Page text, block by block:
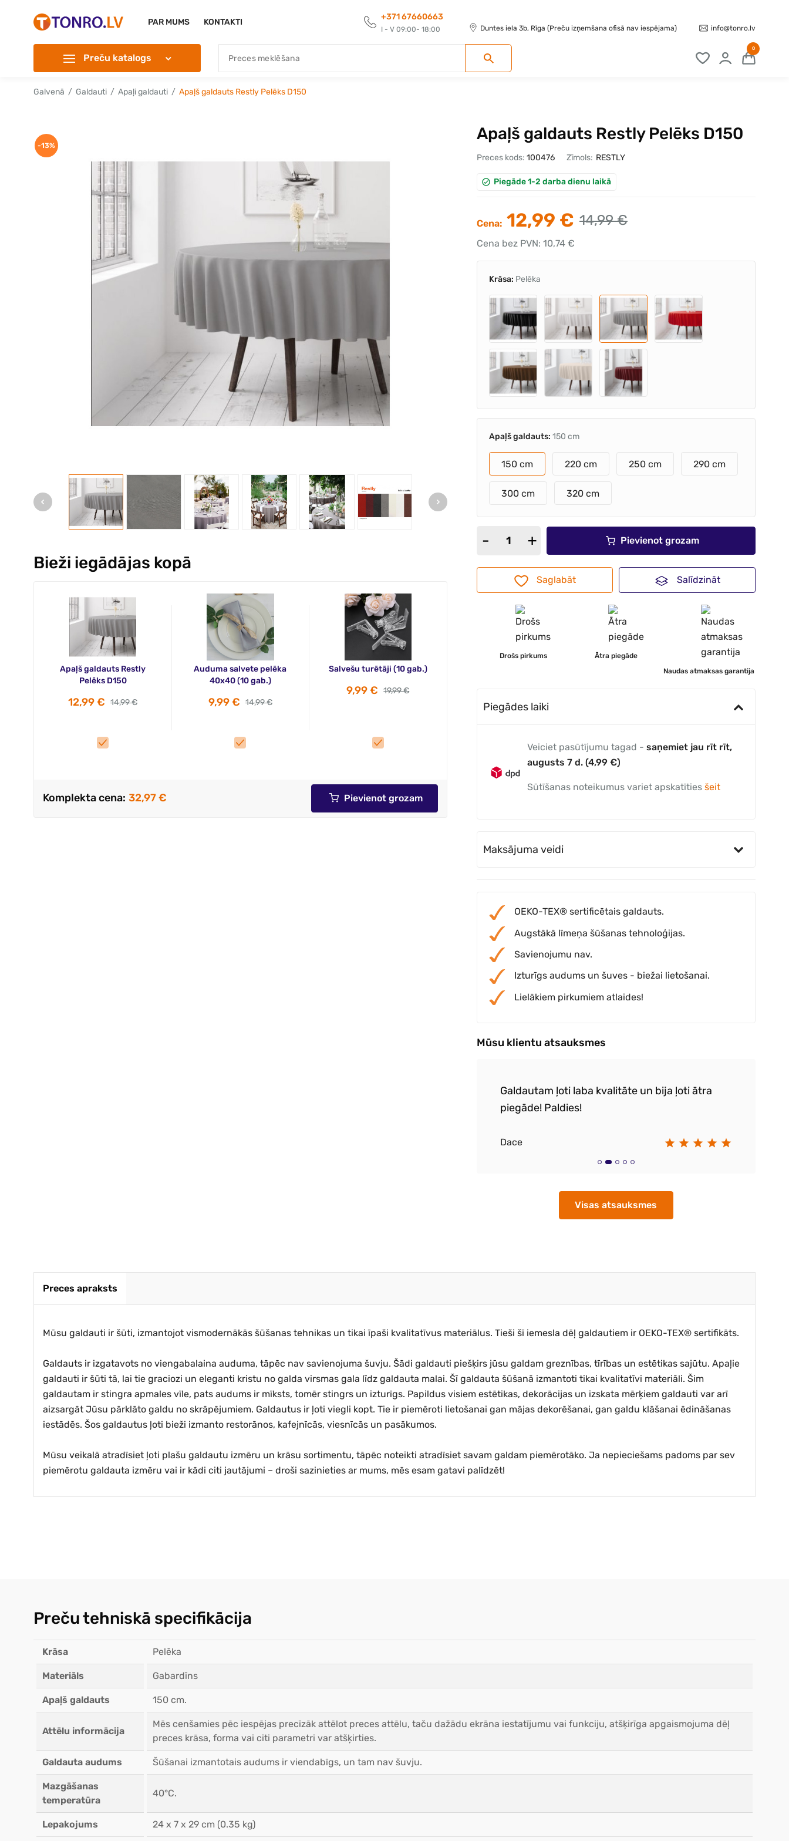
PAR MUMS KONTAKTI
+371 67660663
I - V 09:00- 18:00 Duntes iela 3b, Rīga (Preču izņemšana ofisā nav iespējama) info@tonro.lv
Preču katalogs
0
Galvenā Galdauti Apaļi galdauti Apaļš galdauts Restly Pelēks D150
-13%
Bieži iegādājas kopā
Apaļš galdauts Restly
Pelēks D150
12,99 € 14,99 €
Auduma salvete pelēka
40x40 (10 gab.)
9,99 € 14,99 €
Salvešu turētāji (10 gab.)
9,99 € 19,99 €
Komplekta cena: 32,97 € Pievienot grozam
Apaļš galdauts Restly Pelēks D150
Preces kods: 100476 Zīmols: RESTLY
Piegāde 1-2 darba dienu laikā
Cena: 12,99 € 14,99 €
Cena bez PVN: 10,74 €
Krāsa: Pelēka
Apaļš galdauts: 150 cm
150 cm 220 cm 250 cm 290 cm
300 cm 320 cm
Pievienot grozam
Saglabāt Salīdzināt
Drošs pirkums
Ātra piegāde
Naudas atmaksas garantija
Piegādes laiki
Veiciet pasūtījumu tagad -saņemiet jau rīt rīt,
augusts 7 d. (4,99 €)
Sūtīšanas noteikumus variet apskatītiesšeit
Maksājuma veidi
OEKO-TEX® sertificētais galdauts.
Augstākā līmeņa šūšanas tehnoloģijas.
Savienojumu nav.
Izturīgs audums un šuves - biežai lietošanai.
Lielākiem pirkumiem atlaides!
Mūsu klientu atsauksmes
Galdautam ļoti laba kvalitāte un bija ļoti ātra
piegāde! Paldies!
Dace
Visas atsauksmes
Preces apraksts
Mūsu galdauti ir šūti, izmantojot vismodernākās šūšanas tehnikas un tikai īpaši kvalitatīvus materiālus. Tieši šī iemesla dēļ galdautiem ir OEKO-TEX® sertifikāts.
Galdauts ir izgatavots no viengabalaina auduma, tāpēc nav savienojuma šuvju. Šādi galdauti piešķirs jūsu galdam greznības, tīrības un estētikas sajūtu. Apaļie
galdauti ir šūti tā, lai tie graciozi un eleganti kristu no galda virsmas gala līdz galdauta malai. Šī galdauta šūšanā izmantoti tikai kvalitatīvi materiāli. Šim
galdautam ir stingra apmales vīle, pats audums ir mīksts, tomēr stingrs un izturīgs. Papildus visiem estētikas, dekorācijas un izskata mērķiem galdauti var arī
aizsargāt Jūsu pārklāto galdu no skrāpējumiem. Galdautus ir ļoti viegli kopt. Tie ir piemēroti lietošanai gan mājas dekorēšanai, gan galdu klāšanai ēdināšanas
iestādēs. Šos galdautus ļoti bieži izmanto restorānos, kafejnīcās, viesnīcās un pasākumos.
Mūsu veikalā atradīsiet ļoti plašu galdautu izmēru un krāsu sortimentu, tāpēc noteikti atradīsiet savam galdam piemērotāko. Ja nepieciešams padoms par sev
piemērotu galdauta izmēru vai ir kādi citi jautājumi – droši sazinieties ar mums, mēs esam gatavi palīdzēt!
Preču tehniskā specifikācija
Krāsa Pelēka
Materiāls Gabardīns
Apaļš galdauts 150 cm.
Attēlu informācija
Mēs cenšamies pēc iespējas precīzāk attēlot preces attēlu, taču dažādu ekrāna iestatījumu vai funkciju, atšķirīga apgaismojuma dēļ
preces krāsa, forma vai citi parametri var atšķirties.
Galdauta audums Šūšanai izmantotais audums ir viendabīgs, un tam nav šuvju.
Mazgāšanas
temperatūra
40°C.
Lepakojums 24 x 7 x 29 cm (0.35 kg)